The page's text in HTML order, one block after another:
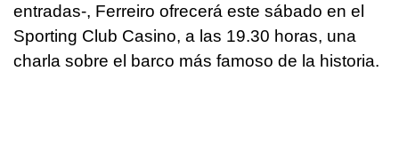
entradas-, Ferreiro ofrecerá este sábado en el
Sporting Club Casino, a las 19.30 horas, una
charla sobre el barco más famoso de la historia.